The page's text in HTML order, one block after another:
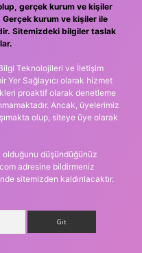
gerçek kurum ve kişiler
Gerçek kurum ve kişiler ile
Sitemizdeki bilgiler taslak
Teknolojileri ve İletişim
Yer Sağlayıcı olarak hizmet
proaktif olarak denetleme
Ancak, üyelerimiz
olup, siteye üye olarak
olduğunu düşündüğünüz
adresine bildirmeniz
sitemizden kaldırılacaktır.